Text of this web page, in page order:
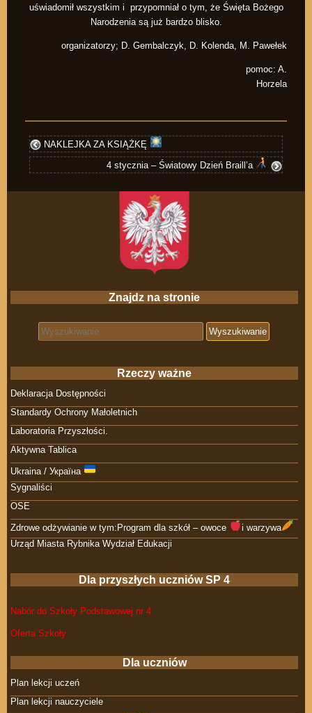
uświadomił wszystkim i przypomniał o tym, że Święta Bożego
Narodzenia są już bardzo blisko.
organizatorzy; D. Gembalczyk, D. Kolenda, M. Pawełek
pomoc: A.
Horzela
NAKLEJKA ZA KSIĄŻKĘ
4 stycznia – Światowy Dzień Braill’a
Znajdz na stronie
Search for:
Rzeczy ważne
Deklaracja Dostępności
Standardy Ochrony Małoletnich
Laboratoria Przyszłości.
Aktywna Tablica
Ukraina / Україна
Sygnaliści
OSE
Zdrowe odżywianie w tym:Program dla szkół – owoce
i warzywa
Urząd Miasta Rybnika Wydział Edukacji
Dla przyszłych uczniów SP 4
Nabór do Szkoły Podstawowej nr 4
Oferta Szkoły
Dla uczniów
Plan lekcji uczeń
Plan lekcji nauczyciele